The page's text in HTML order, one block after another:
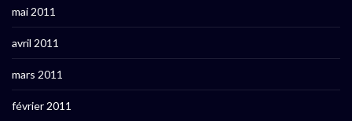
mai 2011
avril 2011
mars 2011
février 2011